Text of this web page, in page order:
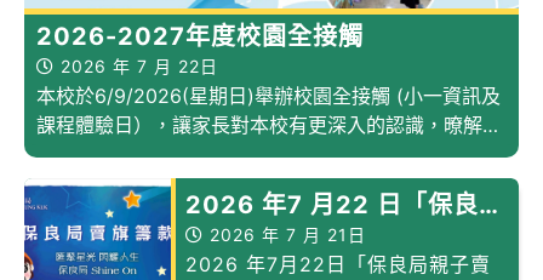
2026-2027年度校園全接觸
2026 年 7 月 22日
本校於6/9/2026(星期日)舉辦校園全接觸 (小一資訊及
課程體驗日），讓家長對本校有更深入的認識，暸解本
校的教育理念及課程等。現誠邀各位參加。
2026 年7 月22 日「保良局
親子賣旗日」活動
2026 年 7 月 21日
2026 年7月22日「保良局親子賣